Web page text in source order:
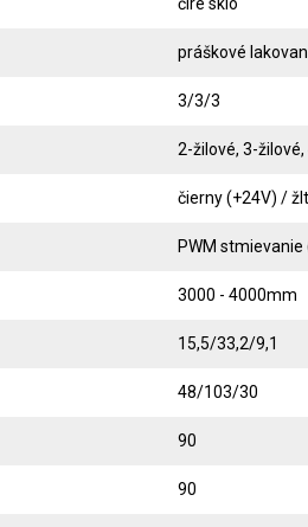
práškové
3/3/3
2-žilové, 3-
čierny (+24V) /
PWM stmievanie
3000 - 4000mm
15,5/33,2/9,1
48/103/30
90
90